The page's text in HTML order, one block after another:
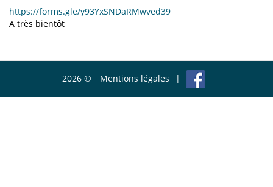
https://forms.gle/y93YxSNDaRMwved39
A très bientôt
2026 © Mentions légales |